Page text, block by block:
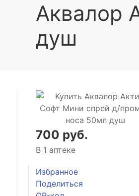
Аквалор
душ
700 руб.
В 1 аптеке
Избранное
Поделиться